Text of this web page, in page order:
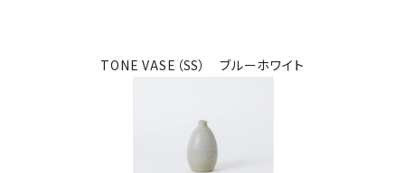
TONE VASE（SS） ブルーホワイト